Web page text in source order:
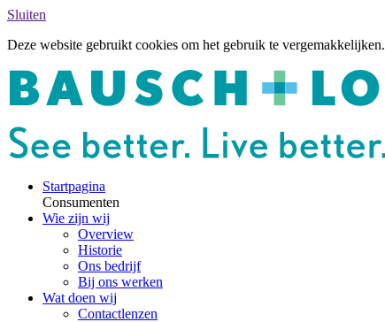
Sluiten
Deze website gebruikt cookies om het gebruik te vergemakkelijken.
Startpagina
Consumenten
Wie zijn wij
Overview
Historie
Ons bedrijf
Bij ons werken
Wat doen wij
Contactlenzen